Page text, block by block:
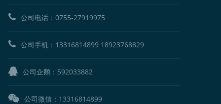
公司电话：0755-27919975
公司手机： 13316814899 18923768829
公司企鹅： 592033882
公司微信：13316814899